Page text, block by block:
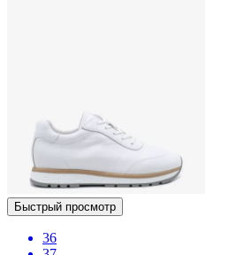
Быстрый просмотр
36